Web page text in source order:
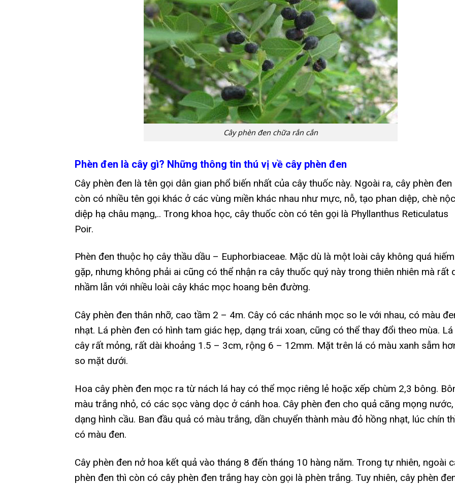
Cây phèn đen chữa rắn cắn
Phèn đen là cây gì? Những thông tin thú vị về cây phèn đen
Cây phèn đen là tên gọi dân gian phổ biến nhất của cây thuốc này. Ngoài ra, cây phèn đen
còn có nhiều tên gọi khác ở các vùng miền khác nhau như mực, nỗ, tạo phan diệp, chè
diệp hạ châu mạng,.. Trong khoa học, cây thuốc còn có tên gọi là Phyllanthus Reticulatus
Poir.
Phèn đen thuộc họ cây thầu dầu – Euphorbiaceae. Mặc dù là một loài cây không quá hiếm
gặp, nhưng không phải ai cũng có thể nhận ra cây thuốc quý này trong thiên nhiên mà rất
nhầm lẫn với nhiều loài cây khác mọc hoang bên đường.
Cây phèn đen thân nhỡ, cao tầm 2 – 4m. Cây có các nhánh mọc so le với nhau, có màu
nhạt. Lá phèn đen có hình tam giác hẹp, dạng trái xoan, cũng có thể thay đổi theo mùa. Lá
cây rất mỏng, rất dài khoảng 1.5 – 3cm, rộng 6 – 12mm. Mặt trên lá có màu xanh sẫm
so mặt dưới.
Hoa cây phèn đen mọc ra từ nách lá hay có thể mọc riêng lẻ hoặc xếp chùm 2,3 bông.
màu trắng nhỏ, có các sọc vàng dọc ở cánh hoa. Cây phèn đen cho quả căng mọng nước,
dạng hình cầu. Ban đầu quả có màu trắng, dần chuyển thành màu đỏ hồng nhạt, lúc chín
có màu đen.
Cây phèn đen nở hoa kết quả vào tháng 8 đến tháng 10 hàng năm. Trong tự nhiên, ngoài
phèn đen thì còn có cây phèn đen trắng hay còn gọi là phèn trắng. Tuy nhiên, cây phèn